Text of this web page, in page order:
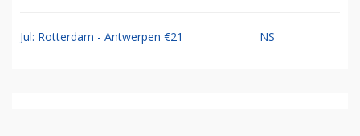
Jul: Rotterdam - Antwerpen €21 NS